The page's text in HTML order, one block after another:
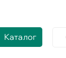
Каталог